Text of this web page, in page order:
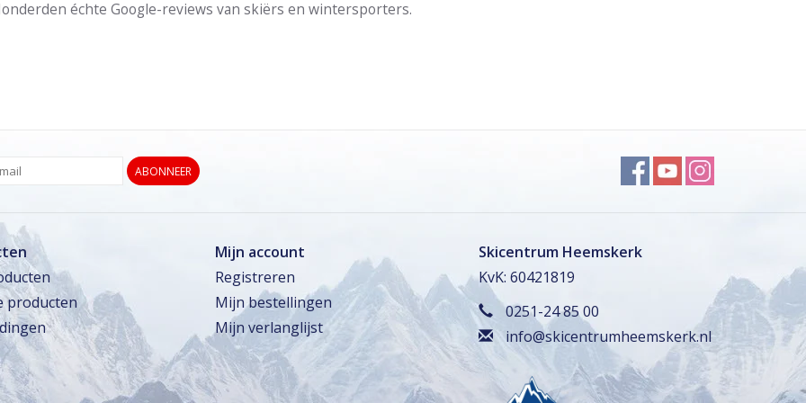
échte Google-reviews van skiërs en wintersporters.
ABONNEER
producten
Mijn account
Registreren
Mijn bestellingen
Mijn verlanglijst
Skicentrum Heemskerk
KvK: 60421819
0251-24 85 00
info@skicentrumheemskerk.nl